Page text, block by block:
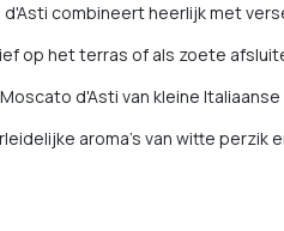
combineert heerlijk met
op het terras of als zoete
d'Asti van kleine
aroma's van witte perzik